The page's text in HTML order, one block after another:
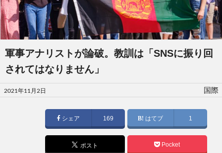
軍事アナリストが論破。教訓は「SNSに振り回
されてはなりません」
投
稿
2021年11月2日 国際
シェア 169 はてブ 1
ポスト Pocket